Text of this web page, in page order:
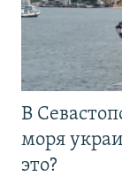
В
моря
это?